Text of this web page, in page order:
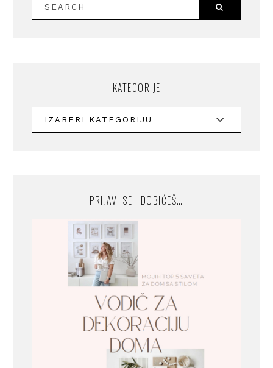
KATEGORIJE
PRIJAVI SE I DOBIĆEŠ…